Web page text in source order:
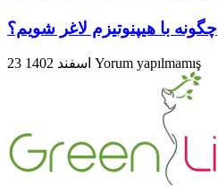
چگونه با هیپنوتیزم لاغر شویم؟
Yorum yapılmamış